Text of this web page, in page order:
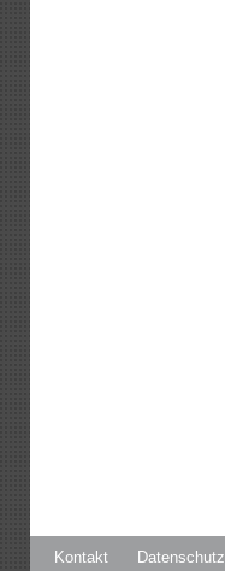
Kontakt Datenschutz